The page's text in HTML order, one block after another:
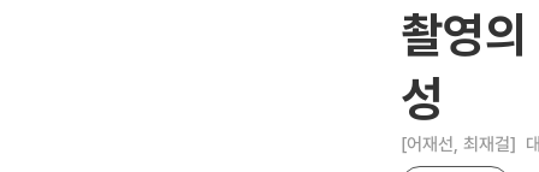
촬영
성
[어재선, 최재걸]